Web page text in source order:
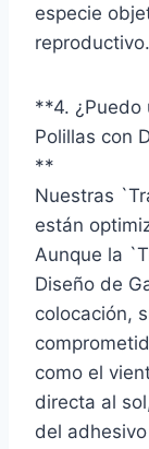
especie
reproductivo.
**4. ¿Puedo
Polillas con
**
Nuestras
están
Aunque la
Diseño de
colocación,
como el
directa al
del